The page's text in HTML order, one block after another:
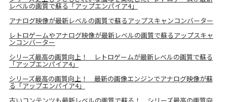
レベルの画質で蘇る「アップエンパイア4」
アナログ映像が最新レベルの画質で蘇るアップスキャンコンバーター
レトロゲームやアナログ映像が最新レベルの画質で蘇るアップスキャ
ンコンバーター
シリーズ最高の画質向上！ レトロゲームが最新レベルの画質で蘇る
「アップエンパイア4」
シリーズ最高の画質向上！ 最新の画像エンジンでアナログ映像が蘇
る「アップエンパイア4」